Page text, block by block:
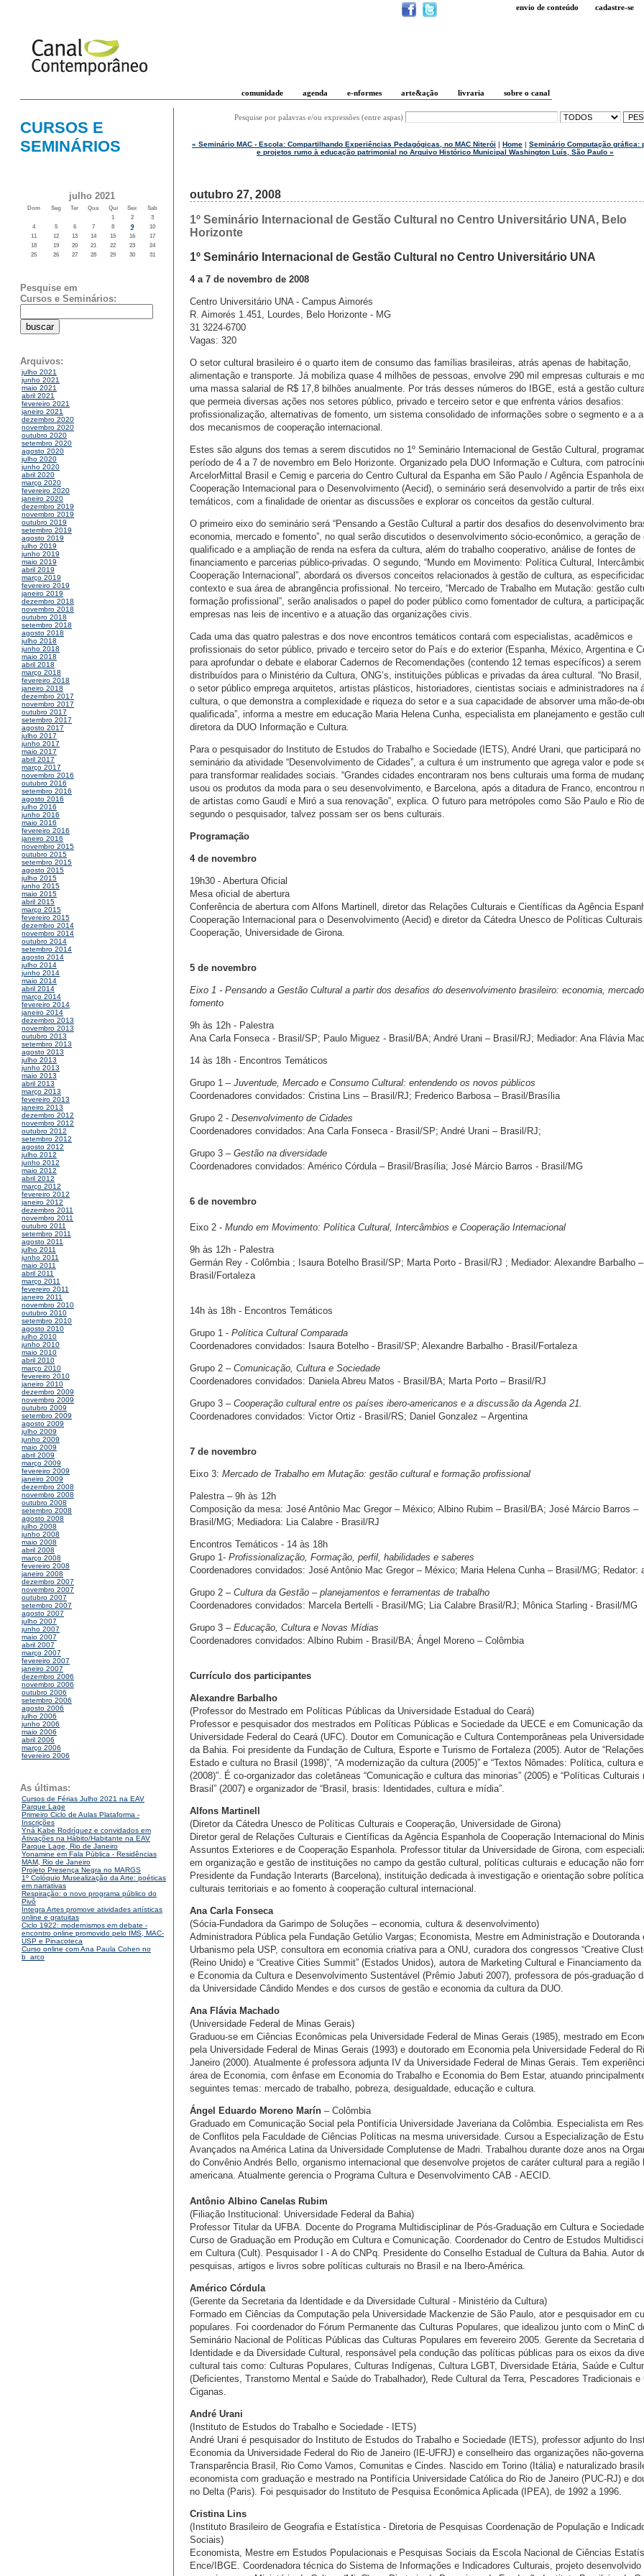
envio de conteúdo cadastre-se
comunidade agenda e-nformes arte&ação livraria sobre o canal
CURSOS E
SEMINÁRIOS
julho 2021
Dom Seg Ter Qua Qui Sex
Sab
1
2
3
4
5 6 7 8 9
10
11
12 13 14 15 16
17
18
19 20 21 22 23
24
25
26 27 28 29 30 31
Pesquise em
Cursos e Seminários:
Arquivos:
julho 2021
junho 2021
maio 2021
abril 2021
fevereiro 2021
janeiro 2021
dezembro 2020
novembro 2020
outubro 2020
setembro 2020
agosto 2020
julho 2020
junho 2020
abril 2020
março 2020
fevereiro 2020
janeiro 2020
dezembro 2019
novembro 2019
outubro 2019
setembro 2019
agosto 2019
julho 2019
junho 2019
maio 2019
abril 2019
março 2019
fevereiro 2019
janeiro 2019
dezembro 2018
novembro 2018
outubro 2018
setembro 2018
agosto 2018
julho 2018
junho 2018
maio 2018
abril 2018
março 2018
fevereiro 2018
janeiro 2018
dezembro 2017
novembro 2017
outubro 2017
setembro 2017
agosto 2017
julho 2017
junho 2017
maio 2017
abril 2017
março 2017
novembro 2016
outubro 2016
setembro 2016
agosto 2016
julho 2016
junho 2016
maio 2016
fevereiro 2016
janeiro 2016
novembro 2015
outubro 2015
setembro 2015
agosto 2015
julho 2015
junho 2015
maio 2015
abril 2015
março 2015
fevereiro 2015
dezembro 2014
novembro 2014
outubro 2014
setembro 2014
agosto 2014
julho 2014
junho 2014
maio 2014
abril 2014
março 2014
fevereiro 2014
janeiro 2014
dezembro 2013
novembro 2013
outubro 2013
setembro 2013
agosto 2013
julho 2013
junho 2013
maio 2013
abril 2013
março 2013
fevereiro 2013
janeiro 2013
dezembro 2012
novembro 2012
outubro 2012
setembro 2012
agosto 2012
julho 2012
junho 2012
maio 2012
abril 2012
março 2012
fevereiro 2012
janeiro 2012
dezembro 2011
novembro 2011
outubro 2011
setembro 2011
agosto 2011
julho 2011
junho 2011
maio 2011
abril 2011
março 2011
fevereiro 2011
janeiro 2011
novembro 2010
outubro 2010
setembro 2010
agosto 2010
julho 2010
junho 2010
maio 2010
abril 2010
março 2010
fevereiro 2010
janeiro 2010
dezembro 2009
novembro 2009
outubro 2009
setembro 2009
agosto 2009
julho 2009
junho 2009
maio 2009
abril 2009
março 2009
fevereiro 2009
janeiro 2009
dezembro 2008
novembro 2008
outubro 2008
setembro 2008
agosto 2008
julho 2008
junho 2008
maio 2008
abril 2008
março 2008
fevereiro 2008
janeiro 2008
dezembro 2007
novembro 2007
outubro 2007
setembro 2007
agosto 2007
julho 2007
junho 2007
maio 2007
abril 2007
março 2007
fevereiro 2007
janeiro 2007
dezembro 2006
novembro 2006
outubro 2006
setembro 2006
agosto 2006
julho 2006
junho 2006
maio 2006
abril 2006
março 2006
fevereiro 2006
As últimas:
Cursos de Férias Julho 2021 na EAV
Parque Lage
Primeiro Ciclo de Aulas Plataforma -
Inscrições
Yná Kabe Rodríguez e convidados em
Ativações na Hábito/Habitante na EAV
Parque Lage, Rio de Janeiro
Yonamine em Fala Pública - Residências
MAM, Rio de Janeiro
Projeto Presença Negra no MARGS
1º Colóquio Musealização da Arte: poéticas
em narrativas
Respiração: o novo programa público do
Pivô
Integra Artes promove atividades artísticas
online e gratuitas
Ciclo 1922: modernismos em debate -
encontro online promovido pelo IMS, MAC-
USP e Pinacoteca
Curso online com Ana Paula Cohen no
b_arco
Pesquise por palavras e/ou expressões (entre aspas)
« Seminário MAC - Escola: Compartilhando Experiências Pedagógicas, no MAC Niterói | Home | Seminário Computação gráfica:
e projetos rumo à educação patrimonial no Arquivo Histórico Municipal Washington Luís, São Paulo »
outubro 27, 2008
1º Seminário Internacional de Gestão Cultural no Centro Universitário UNA, Belo
Horizonte
1º Seminário Internacional de Gestão Cultural no Centro Universitário UNA
4 a 7 de novembro de 2008
Centro Universitário UNA - Campus Aimorés
R. Aimorés 1.451, Lourdes, Belo Horizonte - MG
31 3224-6700
Vagas: 320
O setor cultural brasileiro é o quarto item de consumo das famílias brasileiras, atrás apenas de habitação,
alimentação e transporte. Já mobiliza quase 4 milhões de pessoas, envolve 290 mil empresas culturais e
uma massa salarial de R$ 17,8 bilhões anualmente. Por trás desses números do IBGE, está a gestão
que permeia diversas ações nos setores público, privado e terceiro setor e que enfrenta vários desafios:
profissionalização, alternativas de fomento, um sistema consolidado de informações sobre o segmento e a
dos mecanismos de cooperação internacional.
Estes são alguns dos temas a serem discutidos no 1º Seminário Internacional de Gestão Cultural,
período de 4 a 7 de novembro em Belo Horizonte. Organizado pela DUO Informação e Cultura, com
ArcelorMittal Brasil e Cemig e parceria do Centro Cultural da Espanha em São Paulo / Agência Espanhola de
Cooperação Internacional para o Desenvolvimento (Aecid), o seminário será desenvolvido a partir de três
temáticos, com a finalidade de orientar as discussões e explorar os conceitos da gestão cultural.
O primeiro eixo do seminário será “Pensando a Gestão Cultural a partir dos desafios do desenvolvimento
economia, mercado e fomento”, no qual serão discutidos o desenvolvimento sócio-econômico, a geração de
qualificado e a ampliação de renda na esfera da cultura, além do trabalho cooperativo, análise de fontes de
financiamento e parcerias público-privadas. O segundo, “Mundo em Movimento: Política Cultural,
Cooperação Internacional”, abordará os diversos conceitos relacionados à gestão de cultura, as
contexto e sua área de abrangência profissional. No terceiro, “Mercado de Trabalho em Mutação: gestão
formação profissional”, serão analisados o papel do poder público como fomentador de cultura, a
empresas nas leis de incentivo e a atuação das organizações civis.
Cada uma das quatro palestras e dos nove encontros temáticos contará com especialistas, acadêmicos e
profissionais do setor público, privado e terceiro setor do País e do exterior (Espanha, México, Argentina e
para aprofundar o debate e elaborar Cadernos de Recomendações (contendo 12 temas específicos) a serem
distribuídos para o Ministério da Cultura, ONG’s, instituições públicas e privadas da área cultural. “No
o setor público emprega arquitetos, artistas plásticos, historiadores, cientistas sociais e administradores na
cultura, o que demonstra a complexidade e riqueza do setor e a sua capacidade de absorver uma mão-de-
qualificada”, informa a mestre em educação Maria Helena Cunha, especialista em planejamento e gestão
diretora da DUO Informação e Cultura.
Para o pesquisador do Instituto de Estudos do Trabalho e Sociedade (IETS), André Urani, que participará no
seminário da atividade “Desenvolvimento de Cidades”, a cultura é um instrumento que agrega valor e pode
para transformar realidades sociais. “Grandes cidades encontraram nos bens culturais uma forma de
usou os produtos da moda para o seu desenvolvimento, e Barcelona, após a ditadura de Franco, encontrou
de artistas como Gaudí e Miró a sua renovação”, explica. O futuro para metrópoles como São Paulo e Rio
segundo o pesquisador, talvez possam ser os bens culturais.
Programação
4 de novembro
19h30 - Abertura Oficial
Mesa oficial de abertura
Conferência de abertura com Alfons Martinell, diretor das Relações Culturais e Científicas da Agência
Cooperação Internacional para o Desenvolvimento (Aecid) e diretor da Cátedra Unesco de Políticas
Cooperação, Universidade de Girona.
5 de novembro
Eixo 1 - Pensando a Gestão Cultural a partir dos desafios do desenvolvimento brasileiro: economia,
fomento
9h às 12h - Palestra
Ana Carla Fonseca - Brasil/SP; Paulo Miguez - Brasil/BA; André Urani – Brasil/RJ; Mediador: Ana Flávia
14 às 18h - Encontros Temáticos
Grupo 1 – Juventude, Mercado e Consumo Cultural: entendendo os novos públicos
Coordenadores convidados: Cristina Lins – Brasil/RJ; Frederico Barbosa – Brasil/Brasília
Grupo 2 - Desenvolvimento de Cidades
Coordenadores convidados: Ana Carla Fonseca - Brasil/SP; André Urani – Brasil/RJ;
Grupo 3 – Gestão na diversidade
Coordenadores convidados: Américo Córdula – Brasil/Brasília; José Márcio Barros - Brasil/MG
6 de novembro
Eixo 2 - Mundo em Movimento: Política Cultural, Intercâmbios e Cooperação Internacional
9h às 12h - Palestra
Germán Rey - Colômbia ; Isaura Botelho Brasil/SP; Marta Porto - Brasil/RJ ; Mediador: Alexandre Barbalho –
Brasil/Fortaleza
14h às 18h - Encontros Temáticos
Grupo 1 - Política Cultural Comparada
Coordenadores convidados: Isaura Botelho - Brasil/SP; Alexandre Barbalho - Brasil/Fortaleza
Grupo 2 – Comunicação, Cultura e Sociedade
Coordenadores convidados: Daniela Abreu Matos - Brasil/BA; Marta Porto – Brasil/RJ
Grupo 3 – Cooperação cultural entre os países ibero-americanos e a discussão da Agenda 21.
Coordenadores convidados: Victor Ortiz - Brasil/RS; Daniel Gonzalez – Argentina
7 de novembro
Eixo 3: Mercado de Trabalho em Mutação: gestão cultural e formação profissional
Palestra – 9h às 12h
Composição da mesa: José Antônio Mac Gregor – México; Albino Rubim – Brasil/BA; José Márcio Barros –
Brasil/MG; Mediadora: Lia Calabre - Brasil/RJ
Encontros Temáticos - 14 às 18h
Grupo 1- Profissionalização, Formação, perfil, habilidades e saberes
Coordenadores convidados: José Antônio Mac Gregor – México; Maria Helena Cunha – Brasil/MG; Redator:
Grupo 2 – Cultura da Gestão – planejamentos e ferramentas de trabalho
Coordenadores convidados: Marcela Bertelli - Brasil/MG; Lia Calabre Brasil/RJ; Mônica Starling - Brasil/MG
Grupo 3 – Educação, Cultura e Novas Mídias
Coordenadores convidados: Albino Rubim - Brasil/BA; Ángel Moreno – Colômbia
Currículo dos participantes
Alexandre Barbalho
(Professor do Mestrado em Políticas Públicas da Universidade Estadual do Ceará)
Professor e pesquisador dos mestrados em Políticas Públicas e Sociedade da UECE e em Comunicação da
Universidade Federal do Ceará (UFC). Doutor em Comunicação e Cultura Contemporâneas pela
da Bahia. Foi presidente da Fundação de Cultura, Esporte e Turismo de Fortaleza (2005). Autor de
Estado e cultura no Brasil (1998)”, “A modernização da cultura (2005)” e “Textos Nômades: Política, cultura
(2008)”. É co-organizador das coletâneas “Comunicação e cultura das minorias” (2005) e “Políticas Culturais
Brasil” (2007) e organizador de “Brasil, brasis: Identidades, cultura e mídia”.
Alfons Martinell
(Diretor da Cátedra Unesco de Políticas Culturais e Cooperação, Universidade de Girona)
Diretor geral de Relações Culturais e Científicas da Agência Espanhola de Cooperação Internacional do
Assuntos Exteriores e de Cooperação Espanhola. Professor titular da Universidade de Girona, com
em organização e gestão de instituições no campo da gestão cultural, políticas culturais e educação não
Presidente da Fundação Interarts (Barcelona), instituição dedicada à investigação e orientação sobre
culturais territoriais e ao fomento à cooperação cultural internacional.
Ana Carla Fonseca
(Sócia-Fundadora da Garimpo de Soluções – economia, cultura & desenvolvimento)
Administradora Pública pela Fundação Getúlio Vargas; Economista, Mestre em Administração e Doutoranda
Urbanismo pela USP, consultora em economia criativa para a ONU, curadora dos congressos “Creative
(Reino Unido) e “Creative Cities Summit” (Estados Unidos), autora de Marketing Cultural e Financiamento da
e Economia da Cultura e Desenvolvimento Sustentável (Prêmio Jabuti 2007), professora de pós-graduação
da Universidade Cândido Mendes e dos cursos de gestão e economia da cultura da DUO.
Ana Flávia Machado
(Universidade Federal de Minas Gerais)
Graduou-se em Ciências Econômicas pela Universidade Federal de Minas Gerais (1985), mestrado em
pela Universidade Federal de Minas Gerais (1993) e doutorado em Economia pela Universidade Federal do
Janeiro (2000). Atualmente é professora adjunta IV da Universidade Federal de Minas Gerais. Tem
área de Economia, com ênfase em Economia do Trabalho e Economia do Bem Estar, atuando
seguintes temas: mercado de trabalho, pobreza, desigualdade, educação e cultura.
Ángel Eduardo Moreno Marín – Colômbia
Graduado em Comunicação Social pela Pontifícia Universidade Javeriana da Colômbia. Especialista em
de Conflitos pela Faculdade de Ciências Políticas na mesma universidade. Cursou a Especialização de
Avançados na América Latina da Universidade Complutense de Madri. Trabalhou durante doze anos na
do Convênio Andrés Bello, organismo internacional que desenvolve projetos de caráter cultural para a região
americana. Atualmente gerencia o Programa Cultura e Desenvolvimento CAB - AECID.
Antônio Albino Canelas Rubim
(Filiação Institucional: Universidade Federal da Bahia)
Professor Titular da UFBA. Docente do Programa Multidisciplinar de Pós-Graduação em Cultura e
Curso de Graduação em Produção em Cultura e Comunicação. Coordenador do Centro de Estudos
em Cultura (Cult). Pesquisador I - A do CNPq. Presidente do Conselho Estadual de Cultura da Bahia. Autor
pesquisas, artigos e livros sobre políticas culturais no Brasil e na Ibero-América.
Américo Córdula
(Gerente da Secretaria da Identidade e da Diversidade Cultural - Ministério da Cultura)
Formado em Ciências da Computação pela Universidade Mackenzie de São Paulo, ator e pesquisador em
populares. Foi coordenador do Fórum Permanente das Culturas Populares, que idealizou junto com o MinC
Seminário Nacional de Políticas Públicas das Culturas Populares em fevereiro 2005. Gerente da Secretaria
Identidade e da Diversidade Cultural, responsável pela condução das políticas públicas para os eixos da
cultural tais como: Culturas Populares, Culturas Indígenas, Cultura LGBT, Diversidade Etária, Saúde e
(Deficientes, Transtorno Mental e Saúde do Trabalhador), Rede Cultural da Terra, Pescadores Tradicionais e
Ciganas.
André Urani
(Instituto de Estudos do Trabalho e Sociedade - IETS)
André Urani é pesquisador do Instituto de Estudos do Trabalho e Sociedade (IETS), professor adjunto do
Economia da Universidade Federal do Rio de Janeiro (IE-UFRJ) e conselheiro das organizações não-
Transparência Brasil, Rio Como Vamos, Comunitas e Cindes. Nascido em Torino (Itália) e naturalizado
economista com graduação e mestrado na Pontifícia Universidade Católica do Rio de Janeiro (PUC-RJ) e
no Delta (Paris). Foi pesquisador do Instituto de Pesquisa Econômica Aplicada (IPEA), de 1992 a 1996.
Cristina Lins
(Instituto Brasileiro de Geografia e Estatística - Diretoria de Pesquisas Coordenação de População e
Sociais)
Economista, Mestre em Estudos Populacionais e Pesquisas Sociais da Escola Nacional de Ciências
Ence/IBGE. Coordenadora técnica do Sistema de Informações e Indicadores Culturais, projeto desenvolvido